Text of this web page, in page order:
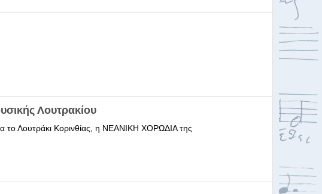
Λουτρακίου
Λουτράκι Κορινθίας, η ΝΕΑΝΙΚΗ ΧΟΡΩΔΙΑ της